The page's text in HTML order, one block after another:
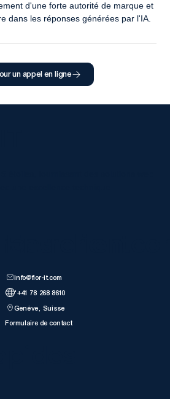
d'une forte autorité de marque et
dans les réponses générées par l'IA.
un appel en ligne
info@flor-it.com
'+41 78 268 8610
Genève, Suisse
Formulaire de contact